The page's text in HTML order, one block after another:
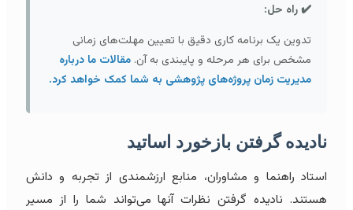
✔️ راه حل:
تدوین یک برنامه کاری دقیق با تعیین مهلت‌های زمانی
مشخص برای هر مرحله و پایبندی به آن.مقالات ما درباره
مدیریت زمان پروژه‌های پژوهشی به شما کمک خواهد کرد.
نادیده گرفتن بازخورد اساتید
استاد راهنما و مشاوران، منابع ارزشمندی از تجربه و دانش
هستند. نادیده گرفتن نظرات آنها می‌تواند شما را از مسیر